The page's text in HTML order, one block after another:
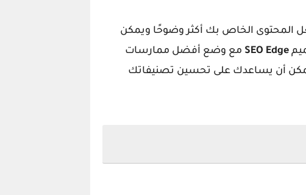
المحتوى الخاص بك أكثر وضوحًا ويمكن
SEO Edge مع وضع أفضل ممارسات
يمكن أن يساعدك على تحسين تصنيفاتك